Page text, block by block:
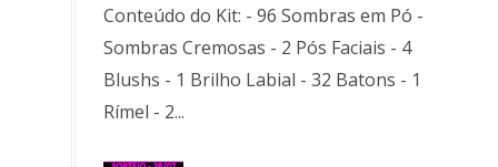
Conteúdo do Kit: - 96 Sombras em Pó - 32
Sombras Cremosas - 2 Pós Faciais - 4
Blushs - 1 Brilho Labial - 32 Batons - 1
Rímel - 2...